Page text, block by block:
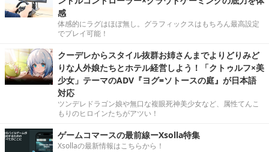
感
体感的にラグはほぼ無し。グラフィックスはもちろん最高設定
でプレイ可能！
クーデレからスタイル抜群お姉さんまでよりどりみど
りな人外娘たちとホテル経営しよう！「クトゥルフ×美
少女」テーマのADV『ヨグ=ソトースの庭』が日本語
対応
ツンデレドラゴン娘や無口な複眼死神美少女など、属性てんこ
もりのヒロインたちがアツい！
ゲームコマースの最前線ーXsolla特集
Xsollaの最新情報はこちらから！